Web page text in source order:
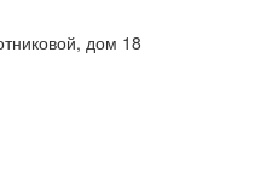
дом 18